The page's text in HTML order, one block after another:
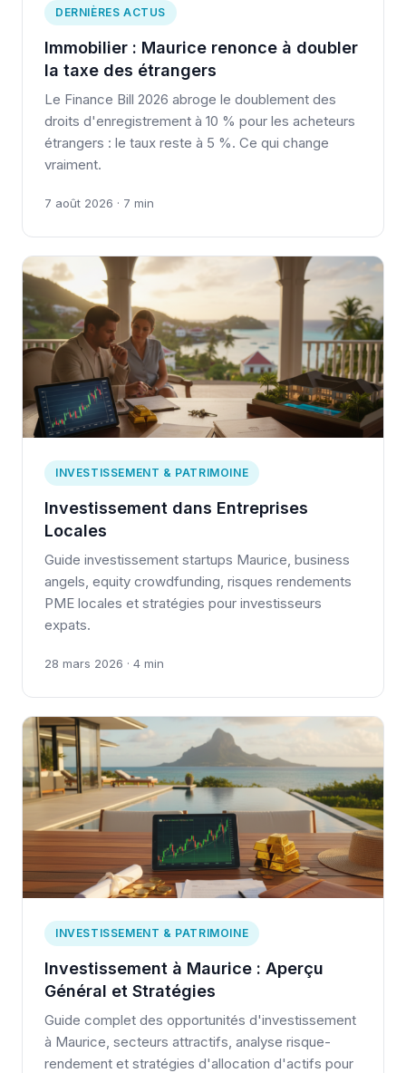
DERNIÈRES ACTUS
Immobilier : Maurice renonce à doubler
la taxe des étrangers
Le Finance Bill 2026 abroge le doublement des
droits d'enregistrement à 10 % pour les acheteurs
étrangers : le taux reste à 5 %. Ce qui change
vraiment.
7 août 2026 · 7 min
INVESTISSEMENT & PATRIMOINE
Investissement dans Entreprises
Locales
Guide investissement startups Maurice, business
angels, equity crowdfunding, risques rendements
PME locales et stratégies pour investisseurs
expats.
28 mars 2026 · 4 min
INVESTISSEMENT & PATRIMOINE
Investissement à Maurice : Aperçu
Général et Stratégies
Guide complet des opportunités d'investissement
à Maurice, secteurs attractifs, analyse risque-
rendement et stratégies d'allocation d'actifs pour